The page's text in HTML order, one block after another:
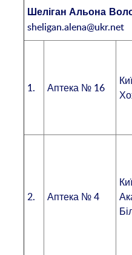
Шеліган Альона
sheligan.alena@ukr.net
1. Аптека № 16
2. Аптека № 4